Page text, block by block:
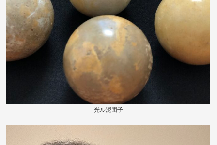
光ル泥団子